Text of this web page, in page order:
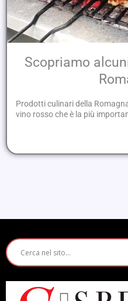
Scopriamo
Prodotti culinari della
vino rosso che è la più